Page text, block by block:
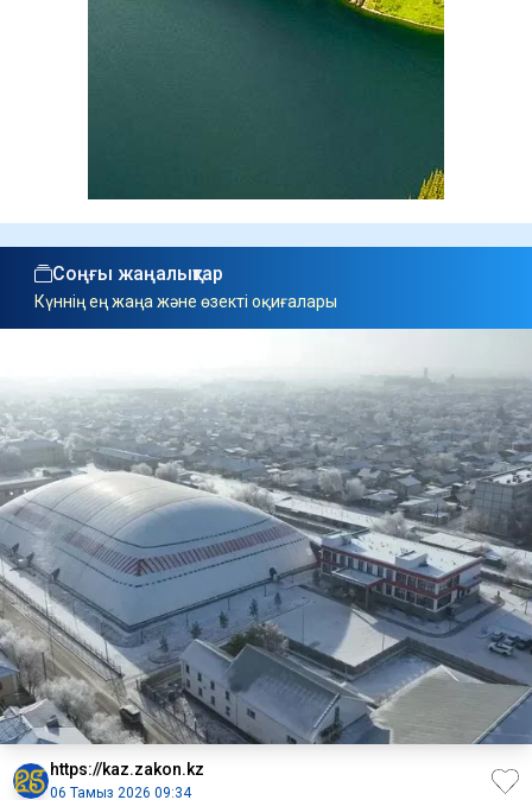
Соңғы жаңалықтар
Күннің ең жаңа және өзекті оқиғалары
https://kaz.zakon.kz
06 Тамыз 2026 09:34